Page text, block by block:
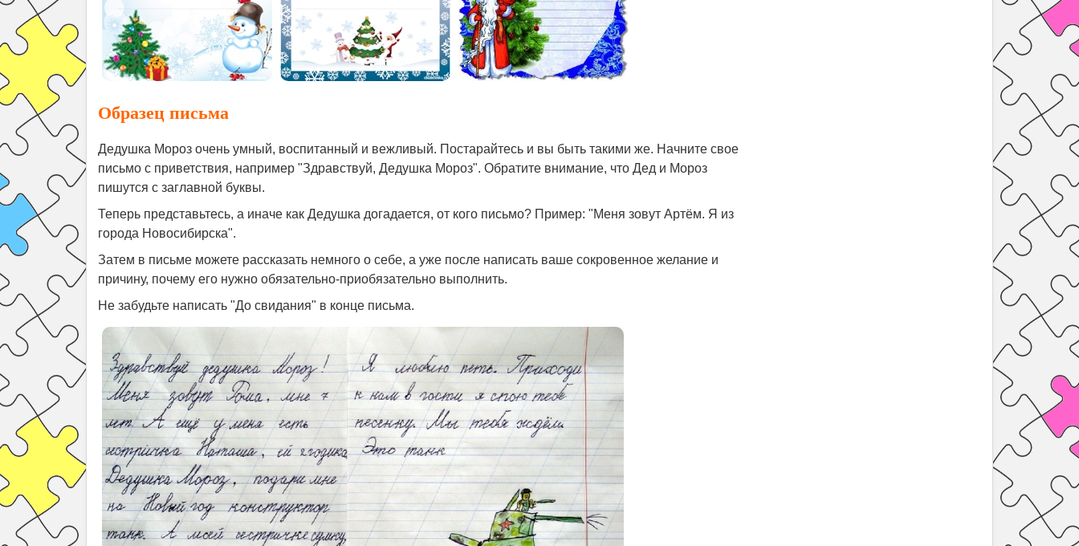
Образец письма
Дедушка Мороз очень умный, воспитанный и вежливый. Постарайтесь и вы быть такими же. Начните свое
письмо с приветствия, например "Здравствуй, Дедушка Мороз". Обратите внимание, что Дед и Мороз
пишутся с заглавной буквы.
Теперь представьтесь, а иначе как Дедушка догадается, от кого письмо? Пример: "Меня зовут Артём. Я из
города Новосибирска".
Затем в письме можете рассказать немного о себе, а уже после написать ваше сокровенное желание и
причину, почему его нужно обязательно-приобязательно выполнить.
Не забудьте написать "До свидания" в конце письма.